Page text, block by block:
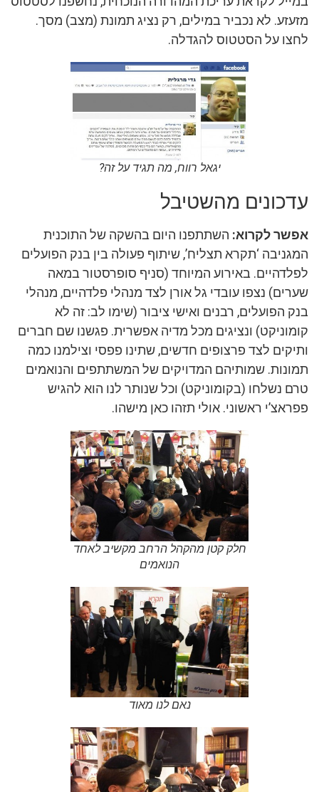
מזעזע. לא נכביר במילים, רק נציג תמונת (מצב) מסך.
לחצו על הסטטוס להגדלה.
יגאל רווח, מה תגיד על זה?
עדכונים מהשטיבל
אפשר לקרוא: השתתפנו היום בהשקה של התוכנית
המגניבה ‘תקרא תצליח’, שיתוף פעולה בין בנק הפועלים
לפלדהיים. באירוע המיוחד (סניף סופרסטור במאה
שערים) נצפו עובדי גל אורן לצד מנהלי פלדהיים, מנהלי
בנק הפועלים, רבנים ואישי ציבור (שימו לב: זה לא
קומוניקט) ונציגים מכל מדיה אפשרית. פגשנו שם חברים
ותיקים לצד פרצופים חדשים, שתינו פפסי וצילמנו כמה
תמונות. שמותיהם המדויקים של המשתתפים והנואמים
טרם נשלחו (בקומוניקט) וכל שנותר לנו הוא להגיש
פפראצ’י ראשוני. אולי תזהו כאן מישהו.
חלק קטן מהקהל הרחב מקשיב לאחד
הנואמים
נאם לנו מאוד